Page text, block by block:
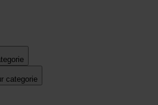
categorie